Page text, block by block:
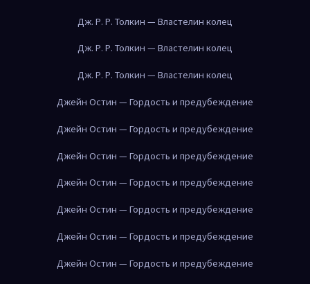
Дж. Р. Р. Толкин — Властелин колец
Дж. Р. Р. Толкин — Властелин колец
Дж. Р. Р. Толкин — Властелин колец
Джейн Остин — Гордость и предубеждение
Джейн Остин — Гордость и предубеждение
Джейн Остин — Гордость и предубеждение
Джейн Остин — Гордость и предубеждение
Джейн Остин — Гордость и предубеждение
Джейн Остин — Гордость и предубеждение
Джейн Остин — Гордость и предубеждение